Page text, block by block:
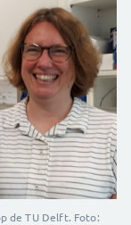
de TU Delft. Foto: